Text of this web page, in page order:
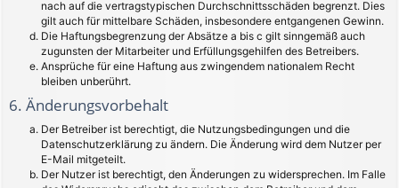
nach auf die vertragstypischen Durchschnittsschäden begrenzt. Dies
gilt auch für mittelbare Schäden, insbesondere entgangenen Gewinn.
Die Haftungsbegrenzung der Absätze a bis c gilt sinngemäß auch
zugunsten der Mitarbeiter und Erfüllungsgehilfen des Betreibers.
Ansprüche für eine Haftung aus zwingendem nationalem Recht
bleiben unberührt.
6. Änderungsvorbehalt
Der Betreiber ist berechtigt, die Nutzungsbedingungen und die
Datenschutzerklärung zu ändern. Die Änderung wird dem Nutzer per
E-Mail mitgeteilt.
Der Nutzer ist berechtigt, den Änderungen zu widersprechen. Im Falle